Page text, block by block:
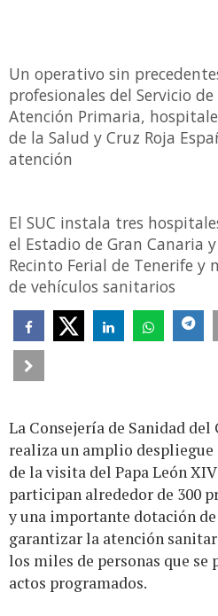
Un operativo sin
profesionales del Servicio
Atención Primaria,
de la Salud y Cruz Roja
atención
El SUC instala tres
el Estadio de Gran Canaria
Recinto Ferial de Tenerife y
de vehículos sanitarios
La Consejería de Sanidad del
realiza un amplio
de la visita del Papa León
participan alrededor de 300
y una importante dotación
garantizar la atención
los miles de personas que se
actos programados.